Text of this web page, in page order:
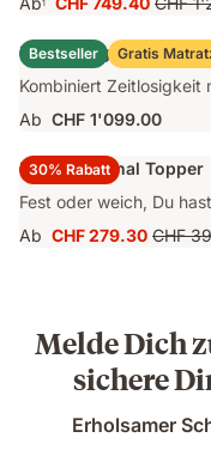
1
Preis
CHF 749.40 Preis
CHF
Bestseller Gratis
Emma Original
Kombiniert Zeitlosigkeit
Ab CHF 1'099.00
30% Rabatt
Emma Original Topper
Fest oder weich, Du
Ab Preis
CHF 279.30 CHF
Melde Dich
sichere
Erholsamer